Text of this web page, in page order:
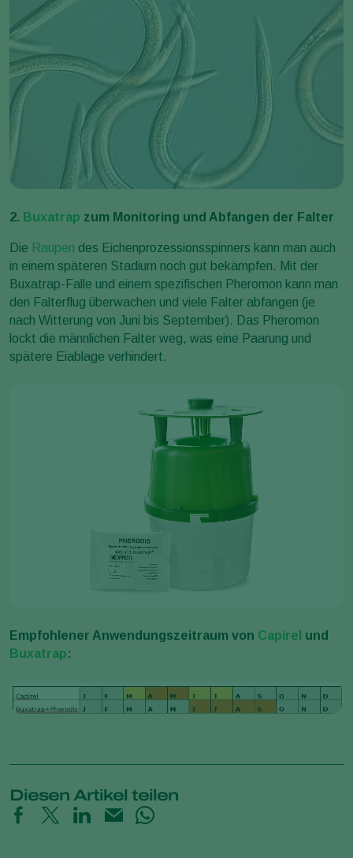
2. Buxatrap zum Monitoring und Abfangen der Falter
Die Raupen des Eichenprozessionsspinners kann man auch
in einem späteren Stadium noch gut bekämpfen. Mit der
Buxatrap-Falle und einem spezifischen Pheromon kann man
den Falterflug überwachen und viele Falter abfangen (je
nach Witterung von Juni bis September). Das Pheromon
lockt die männlichen Falter weg, was eine Paarung und
spätere Eiablage verhindert.
Empfohlener Anwendungszeitraum von Capirel und
Buxatrap:
Diesen Artikel teilen